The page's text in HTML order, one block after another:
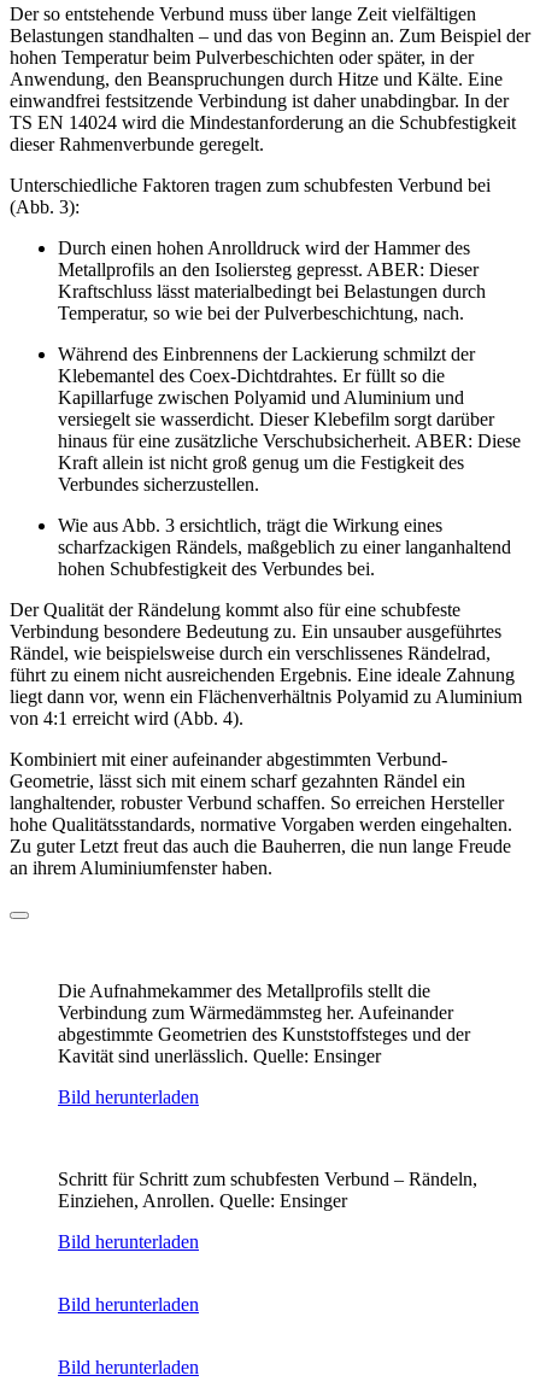
Der so entstehende Verbund muss über lange Zeit vielfältigen
Belastungen standhalten – und das von Beginn an. Zum Beispiel der
hohen Temperatur beim Pulverbeschichten oder später, in der
Anwendung, den Beanspruchungen durch Hitze und Kälte. Eine
einwandfrei festsitzende Verbindung ist daher unabdingbar. In der
TS EN 14024 wird die Mindestanforderung an die Schubfestigkeit
dieser Rahmenverbunde geregelt.
Unterschiedliche Faktoren tragen zum schubfesten Verbund bei
(Abb. 3):
Durch einen hohen Anrolldruck wird der Hammer des
Metallprofils an den Isoliersteg gepresst. ABER: Dieser
Kraftschluss lässt materialbedingt bei Belastungen durch
Temperatur, so wie bei der Pulverbeschichtung, nach.
Während des Einbrennens der Lackierung schmilzt der
Klebemantel des Coex-Dichtdrahtes. Er füllt so die
Kapillarfuge zwischen Polyamid und Aluminium und
versiegelt sie wasserdicht. Dieser Klebefilm sorgt darüber
hinaus für eine zusätzliche Verschubsicherheit. ABER: Diese
Kraft allein ist nicht groß genug um die Festigkeit des
Verbundes sicherzustellen.
Wie aus Abb. 3 ersichtlich, trägt die Wirkung eines
scharfzackigen Rändels, maßgeblich zu einer langanhaltend
hohen Schubfestigkeit des Verbundes bei.
Der Qualität der Rändelung kommt also für eine schubfeste
Verbindung besondere Bedeutung zu. Ein unsauber ausgeführtes
Rändel, wie beispielsweise durch ein verschlissenes Rändelrad,
führt zu einem nicht ausreichenden Ergebnis. Eine ideale Zahnung
liegt dann vor, wenn ein Flächenverhältnis Polyamid zu Aluminium
von 4:1 erreicht wird (Abb. 4).
Kombiniert mit einer aufeinander abgestimmten Verbund-
Geometrie, lässt sich mit einem scharf gezahnten Rändel ein
langhaltender, robuster Verbund schaffen. So erreichen Hersteller
hohe Qualitätsstandards, normative Vorgaben werden eingehalten.
Zu guter Letzt freut das auch die Bauherren, die nun lange Freude
an ihrem Aluminiumfenster haben.
Die Aufnahmekammer des Metallprofils stellt die
Verbindung zum Wärmedämmsteg her. Aufeinander
abgestimmte Geometrien des Kunststoffsteges und der
Kavität sind unerlässlich. Quelle: Ensinger
Bild herunterladen
Schritt für Schritt zum schubfesten Verbund – Rändeln,
Einziehen, Anrollen. Quelle: Ensinger
Bild herunterladen
Bild herunterladen
Bild herunterladen